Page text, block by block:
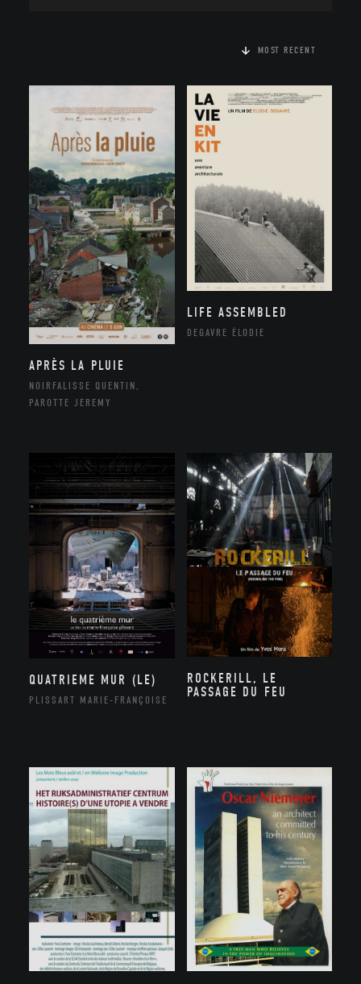
MOST RECENT
APRÈS LA PLUIE
NOIRFALISSE QUENTIN,
PAROTTE JEREMY
LIFE ASSEMBLED
DEGAVRE ÉLODIE
QUATRIEME MUR (LE)
PLISSART MARIE-FRANÇOISE
ROCKERILL, LE
PASSAGE DU FEU